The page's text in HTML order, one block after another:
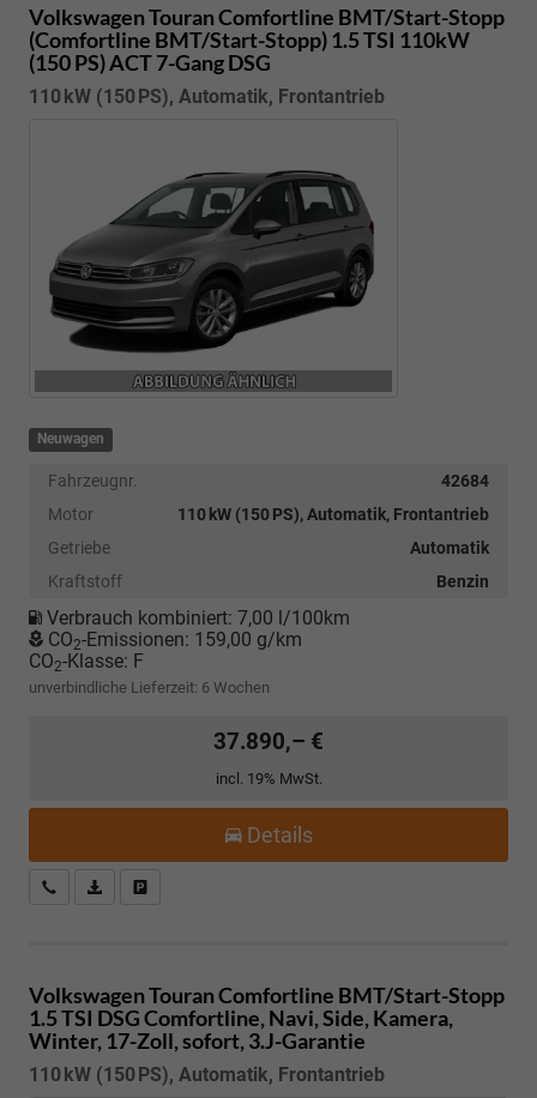
Volkswagen TouranComfortline BMT/Start-Stopp
(Comfortline BMT/Start-Stopp) 1.5 TSI 110kW
(150 PS) ACT 7-Gang DSG
110 kW (150 PS), Automatik, Frontantrieb
Neuwagen
Fahrzeugnr.
42684
Motor
110 kW (150 PS), Automatik, Frontantrieb
Getriebe
Automatik
Kraftstoff
Benzin
Verbrauch kombiniert: 7,00 l/100km
CO2-Emissionen: 159,00 g/km
CO2-Klasse: F
unverbindliche Lieferzeit: 6 Wochen
37.890,– €
incl. 19% MwSt.
Details
Kostenloser Rückruf-Service
PDF-Datei, Fahrzeugexposé drucken
Volkswagen TouranComfortline BMT/Start-Stopp
1.5 TSI DSG Comfortline, Navi, Side, Kamera,
Winter, 17-Zoll, sofort, 3.J-Garantie
110 kW (150 PS), Automatik, Frontantrieb